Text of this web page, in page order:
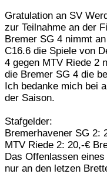
Gratulation an SV
zur Teilnahme an der
Bremer SG 4 nimmt
C16.6 die Spiele von
4 gegen MTV Riede 2
die Bremer SG 4 die
Ich bedanke mich bei
der Saison.
Stafgelder:
Bremerhavener SG 2:
MTV Riede 2: 20,-€
Das Offenlassen
nur an den letzen